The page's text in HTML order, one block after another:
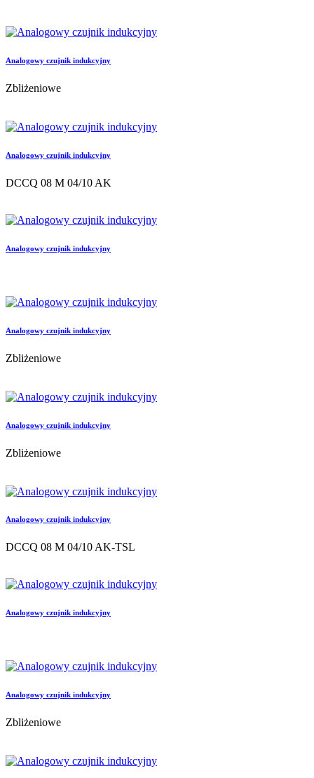
Analogowy czujnik indukcyjny
Zbliżeniowe
Analogowy czujnik indukcyjny
DCCQ 08 M 04/10 AK
Analogowy czujnik indukcyjny
Analogowy czujnik indukcyjny
Zbliżeniowe
Analogowy czujnik indukcyjny
Zbliżeniowe
Analogowy czujnik indukcyjny
DCCQ 08 M 04/10 AK-TSL
Analogowy czujnik indukcyjny
Analogowy czujnik indukcyjny
Zbliżeniowe